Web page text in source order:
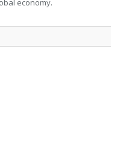
economy.